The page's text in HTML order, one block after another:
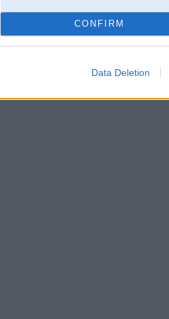
CONFIRM
Data Deletion